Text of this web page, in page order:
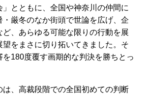
とともに、全国や神奈川の仲間に
・厳冬のなか街頭で世論を広げ、企
ど、あらゆる可能な限りの行動を展
望をまさに切り拓いてきました。そ
を180度覆す画期的な判決を勝ちとっ
、高裁段階での全国初めての判断